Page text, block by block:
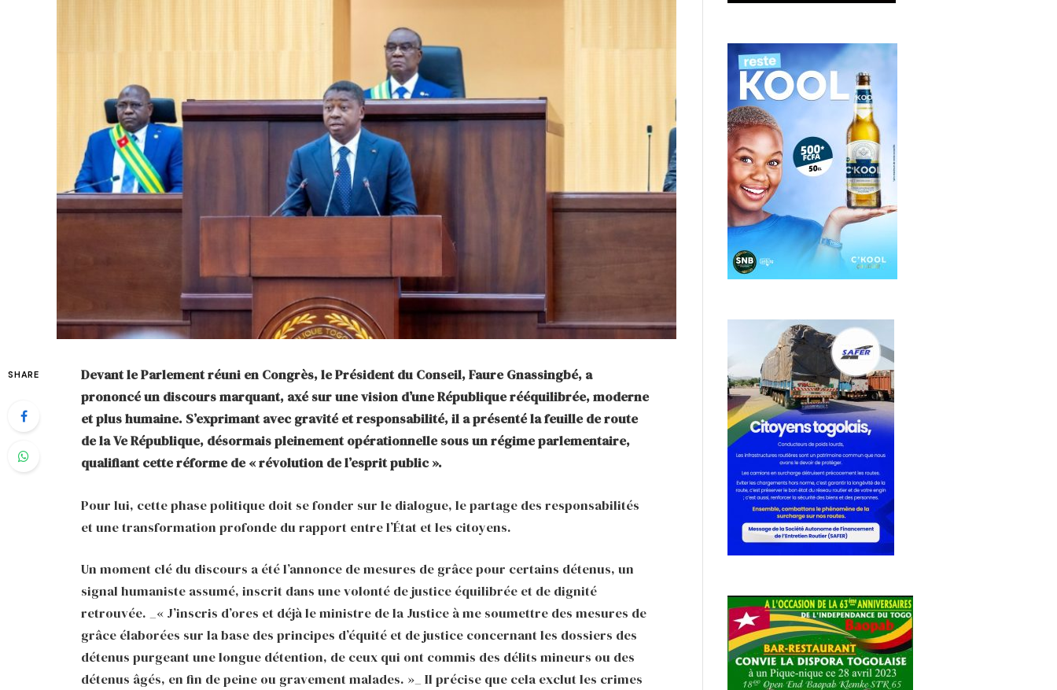
SHARE
Devant le Parlement réuni en Congrès, le Président du Conseil, Faure Gnassingbé, a
prononcé un discours marquant, axé sur une vision d’une République rééquilibrée, moderne
et plus humaine. S’exprimant avec gravité et responsabilité, il a présenté la feuille de route
de la Ve République, désormais pleinement opérationnelle sous un régime parlementaire,
qualifiant cette réforme de « révolution de l’esprit public ».
Pour lui, cette phase politique doit se fonder sur le dialogue, le partage des responsabilités
et une transformation profonde du rapport entre l’État et les citoyens.
Un moment clé du discours a été l’annonce de mesures de grâce pour certains détenus, un
signal humaniste assumé, inscrit dans une volonté de justice équilibrée et de dignité
retrouvée. _« J’inscris d’ores et déjà le ministre de la Justice à me soumettre des mesures de
grâce élaborées sur la base des principes d’équité et de justice concernant les dossiers des
détenus purgeant une longue détention, de ceux qui ont commis des délits mineurs ou des
détenus âgés, en fin de peine ou gravement malades. »_ Il précise que cela exclut les crimes